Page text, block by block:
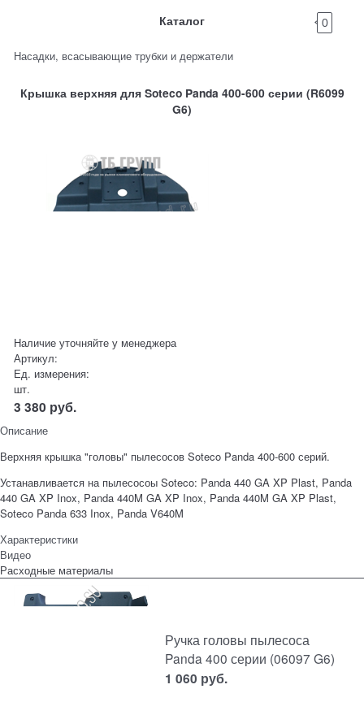
Каталог 0
Насадки, всасывающие трубки и держатели
Крышка верхняя для Soteco Panda 400-600 серии (R6099
G6)
Наличие уточняйте у менеджера
Артикул:
Ед. измерения:
шт.
3 380 руб.
Описание
Верхняя крышка "головы" пылесосов Soteco Panda 400-600 серий.
Устанавливается на пылесосоы Soteco: Panda 440 GA XP Plast, Panda
440 GA XP Inox, Panda 440M GA XP Inox, Panda 440M GA XP Plast,
Soteco Panda 633 Inox, Panda V640M
Характеристики
Видео
Расходные материалы
Ручка головы пылесоса
Panda 400 серии (06097 G6)
1 060 руб.